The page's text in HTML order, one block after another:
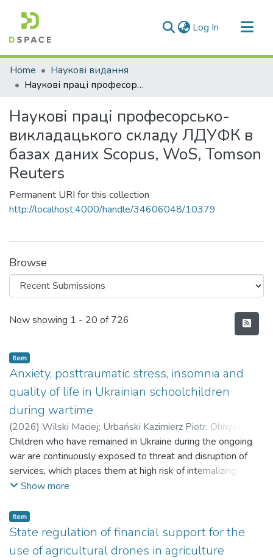
Log In (current)
Communities & Collections
All of DSpace
Home
Наукові видання
Наукові праці професорсько-викладацького складу ЛДУФК в базах даних Scopus, WoS, Tomson Reuters
Наукові праці професорсько-
викладацького складу ЛДУФК в
базах даних Scopus, WoS, Tomson
Reuters
Permanent URI for this collection
http://localhost:4000/handle/34606048/10379
Browse
Recent Submissions
Now showing 1 - 20 of 726
Item
Anxiety, posttraumatic stress, insomnia and
quality of life in Ukrainian schoolchildren
during wartime
(2026) Wilski Maciej; Urbański Kazimierz Piotr; Ohnystyi
Andrii;Naumchuk Volodymyr ;Nadolska Anna;Pavlova Iuliia
Павлова Юлія
Children who have remained in Ukraine during the ongoing
war are continuously exposed to threat and disruption of
services, which places them at high risk of internalizing and
trauma-related symptoms. Діти, які залишилися в Україні
наданні послуг, що наражає їх на високий ризик
інтерналізації та симптомів, пов’язаних із травмою.
Show more
Item
State regulation of financial support for the
use of agricultural drones in agriculture